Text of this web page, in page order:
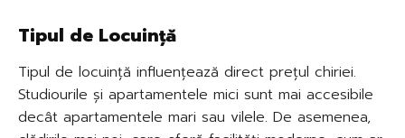
Tipul de Locuință
Tipul de locuință influențează direct prețul chiriei.
Studiourile și apartamentele mici sunt mai accesibile
decât apartamentele mari sau vilele. De asemenea,